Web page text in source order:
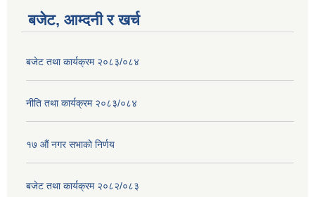
बजेट, आम्दनी र खर्च
बजेट तथा कार्यक्रम २०८३/०८४
नीति तथा कार्यक्रम २०८३/०८४
१७ ‌‍औं नगर सभाकाे निर्णय
बजेट तथा कार्यक्रम २०८२/०८३